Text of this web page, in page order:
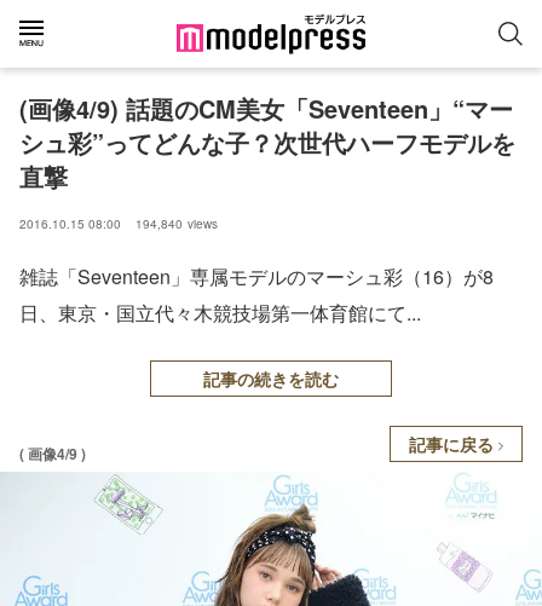
(画像4/9) 話題のCM美女「Seventeen」“マー
シュ彩”ってどんな子？次世代ハーフモデルを
直撃
2016.10.15 08:00 194,840 views
雑誌「Seventeen」専属モデルのマーシュ彩（16）が8
日、東京・国立代々木競技場第一体育館にて...
記事の続きを読む
( 画像4/9 ) 記事に戻る